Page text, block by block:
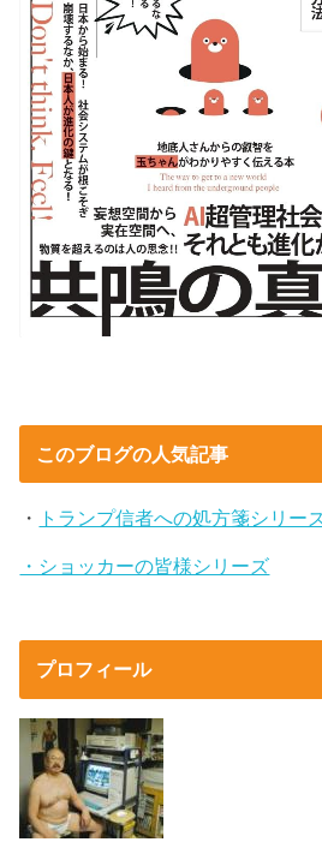
このブログの人気記事
・ トランプ信者への処方箋シリ
・ショッカーの皆様シリーズ
プロフィール